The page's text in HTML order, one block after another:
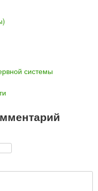
системы